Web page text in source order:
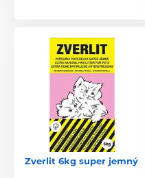
Zverlit 6kg super jemný